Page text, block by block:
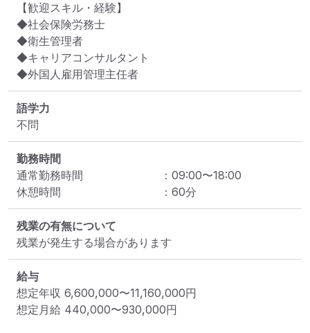
【歓迎スキル・経験】
◆社会保険労務士
◆衛生管理者
◆キャリアコンサルタント
◆外国人雇用管理主任者
語学力
不問
勤務時間
通常勤務時間
： 09:00〜18:00
休憩時間
： 60分
残業の有無について
残業が発生する場合があります
給与
想定年収 6,600,000〜11,160,000円
想定月給 440,000〜930,000円